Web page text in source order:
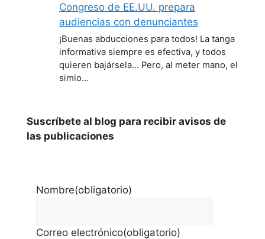
Congreso de EE.UU. prepara
audiencias con denunciantes
¡Buenas abducciones para todos! La tanga
informativa siempre es efectiva, y todos
quieren bajársela... Pero, al meter mano, el
simio…
Suscríbete al blog para recibir avisos de
las publicaciones
Nombre(obligatorio)
Correo electrónico(obligatorio)